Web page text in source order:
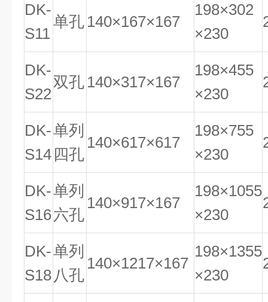
DK-
S11
单孔 140×167×167
198×302
×230
DK-
S22
双孔 140×317×167
198×455
×230
DK-
S14
单列
四孔
140×617×617
198×755
×230
DK-
S16
单列
六孔
140×917×167
198×1055
×230
DK-
S18
单列
八孔
140×1217×167
198×1355
×230